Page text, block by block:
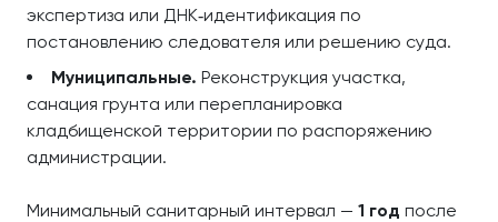
экспертиза или ДНК‑идентификация по
постановлению следователя или решению суда.
Муниципальные. Реконструкция участка,
санация грунта или перепланировка
кладбищенской территории по распоряжению
администрации.
Минимальный санитарный интервал — 1 год после